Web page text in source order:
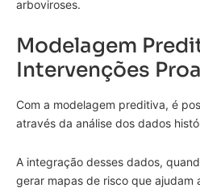
arboviroses.
Modelagem
Intervenções
Com a modelagem preditiva, é
através da análise dos dados
A integração desses dados,
gerar mapas de risco que ajudam